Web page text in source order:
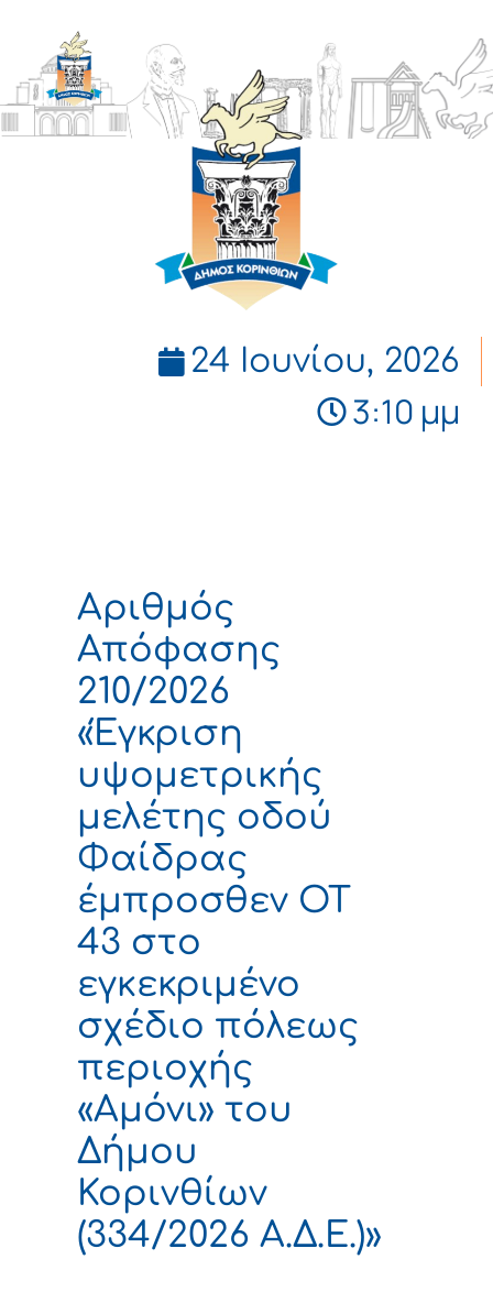
ΔΗΜΟΣ
ΚΟΡΙΝΘΙΩΝ
24 Ιουνίου, 2026
3:10 μμ
Αριθμός
Απόφασης
210/2026
«Έγκριση
υψομετρικής
μελέτης οδού
Φαίδρας
έμπροσθεν ΟΤ
43 στο
εγκεκριμένο
σχέδιο πόλεως
περιοχής
«Αμόνι» του
Δήμου
Κορινθίων
(334/2026 Α.Δ.Ε.)»